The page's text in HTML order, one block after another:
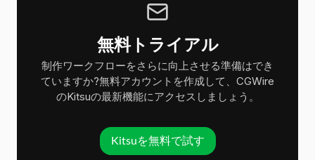
無料トライアル
制作ワークフローをさらに向上させる準備はでき
ていますか?無料アカウントを作成して、CGWire
のKitsuの最新機能にアクセスしましょう。
Kitsuを無料で試す